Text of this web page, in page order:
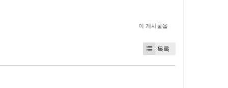
이 게시물을
목록